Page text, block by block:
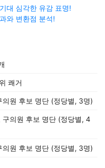
대 심각한 유감 표명!
와 변환점 분석!
쾌거
원 후보 명단 (정당별, 3명)
의원 후보 명단 (정당별, 4
원 후보 명단 (정당별, 3명)